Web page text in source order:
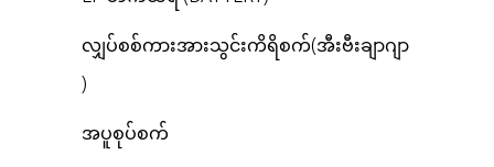
လျှပ်စစ်ကားအားသွင်းကိရိစက်(အီးဗီးချာဂျာ
)
အပူစုပ်စက်